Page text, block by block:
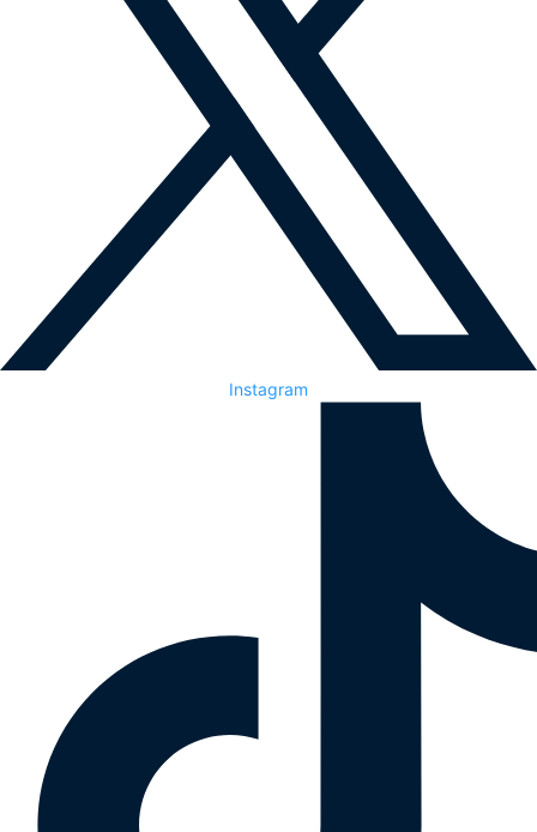
Instagram